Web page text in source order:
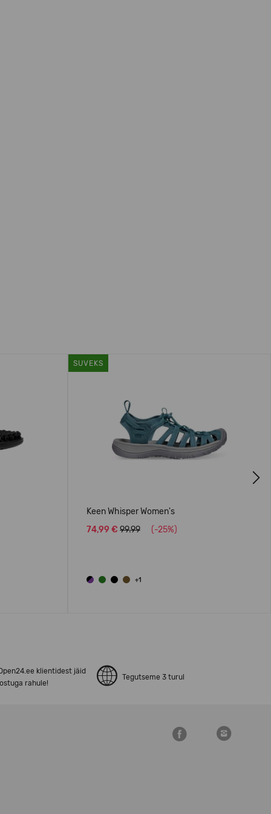
SUVEKS
Keen Whisper Women's
74,99 € 99.99 (-25%)
+1
klientidest jäid
rahule!
Tegutseme 3 turul